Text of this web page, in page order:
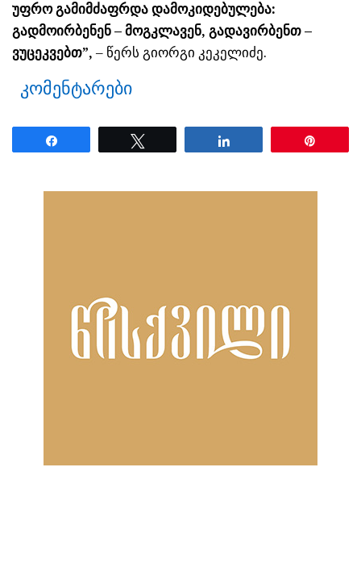
უფრო გამიმძაფრდა დამოკიდებულება:
გადმოირბენენ – მოგკლავენ, გადავირბენთ –
ვუცეკვებთ”, – წერს გიორგი კეკელიძე.
კომენტარები